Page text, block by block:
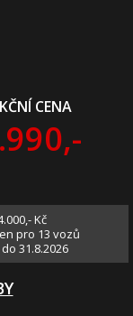
CENA
Kč
pro 13 vozů
31.8.2026